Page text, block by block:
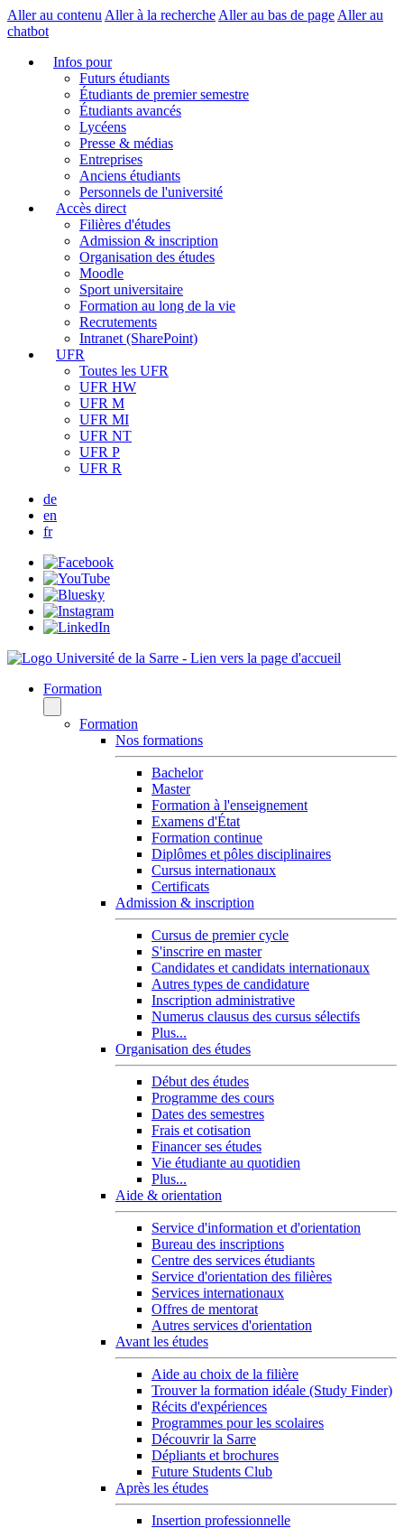
Aller au contenu Aller à la recherche Aller au bas de page Aller au
chatbot
Infos pour
Futurs étudiants
Étudiants de premier semestre
Étudiants avancés
Lycéens
Presse & médias
Entreprises
Anciens étudiants
Personnels de l'université
Accès direct
Filières d'études
Admission & inscription
Organisation des études
Moodle
Sport universitaire
Formation au long de la vie
Recrutements
Intranet (SharePoint)
UFR
Toutes les UFR
UFR HW
UFR M
UFR MI
UFR NT
UFR P
UFR R
de
en
fr
Formation
Formation
Nos formations
Bachelor
Master
Formation à l'enseignement
Examens d'État
Formation continue
Diplômes et pôles disciplinaires
Cursus internationaux
Certificats
Admission & inscription
Cursus de premier cycle
S'inscrire en master
Candidates et candidats internationaux
Autres types de candidature
Inscription administrative
Numerus clausus des cursus sélectifs
Plus...
Organisation des études
Début des études
Programme des cours
Dates des semestres
Frais et cotisation
Financer ses études
Vie étudiante au quotidien
Plus...
Aide & orientation
Service d'information et d'orientation
Bureau des inscriptions
Centre des services étudiants
Service d'orientation des filières
Services internationaux
Offres de mentorat
Autres services d'orientation
Avant les études
Aide au choix de la filière
Trouver la formation idéale (Study Finder)
Récits d'expériences
Programmes pour les scolaires
Découvrir la Sarre
Dépliants et brochures
Future Students Club
Après les études
Insertion professionnelle